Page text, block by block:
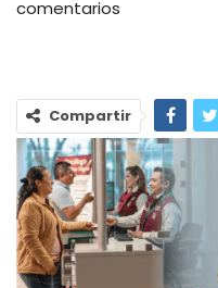
comentarios
Compartir